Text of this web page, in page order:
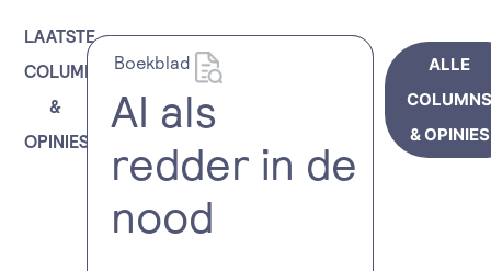
LAATSTE
COLUMNS
&
OPINIES
Boekblad
AI als
redder in de
nood
ALLE
& OPINIES